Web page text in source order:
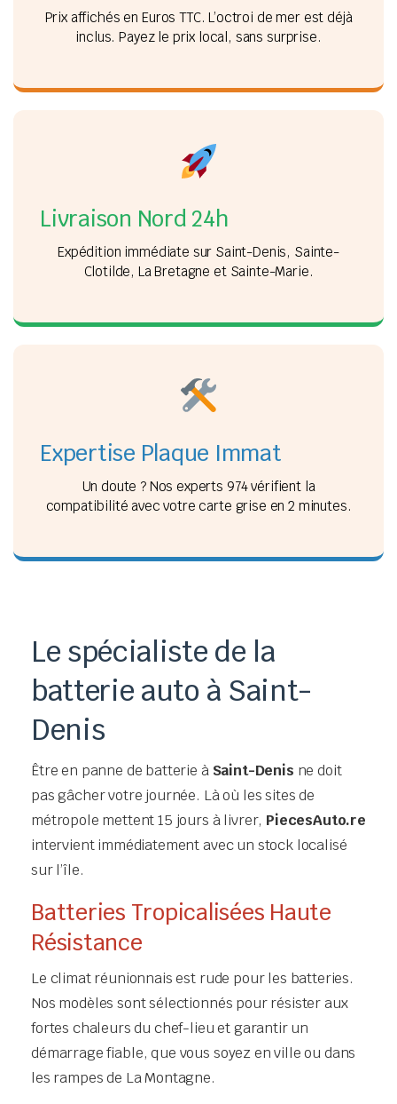
Prix affichés en Euros TTC. L’octroi de mer est déjà
inclus. Payez le prix local, sans surprise.
Livraison Nord 24h
Expédition immédiate sur Saint-Denis, Sainte-
Clotilde, La Bretagne et Sainte-Marie.
Expertise Plaque Immat
Un doute ? Nos experts 974 vérifient la
compatibilité avec votre carte grise en 2 minutes.
Le spécialiste de la
batterie auto à Saint-
Denis
Être en panne de batterie à Saint-Denis ne doit
pas gâcher votre journée. Là où les sites de
métropole mettent 15 jours à livrer, PiecesAuto.re
intervient immédiatement avec un stock localisé
sur l’île.
Batteries Tropicalisées Haute
Résistance
Le climat réunionnais est rude pour les batteries.
Nos modèles sont sélectionnés pour résister aux
fortes chaleurs du chef-lieu et garantir un
démarrage fiable, que vous soyez en ville ou dans
les rampes de La Montagne.